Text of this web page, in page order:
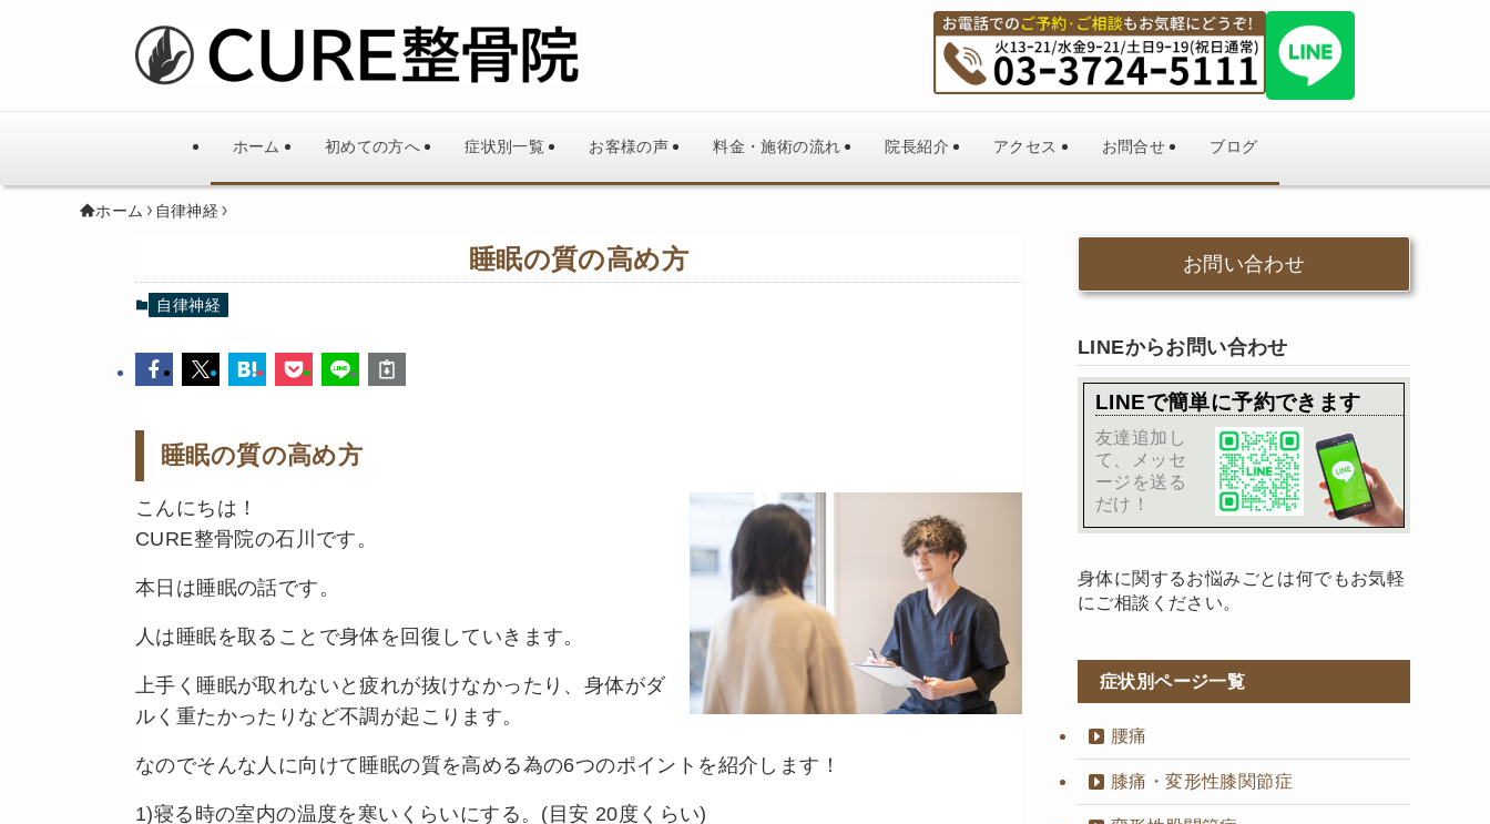
ホーム 初めての方へ 症状別一覧 お客様の声 料金・施術の流れ 院長紹介 アクセス お問合せ ブログ
ホーム 自律神経
睡眠の質の高め方
自律神経
睡眠の質の高め方
こんにちは！
CURE整骨院の石川です。
本日は睡眠の話です。
人は睡眠を取ることで身体を回復していきます。
上手く睡眠が取れないと疲れが抜けなかったり、身体がダ
ルく重たかったりなど不調が起こります。
なのでそんな人に向けて睡眠の質を高める為の6つのポイントを紹介します！
1)寝る時の室内の温度を寒いくらいにする。(目安 20度くらい)
お問い合わせ
LINEからお問い合わせ
LINEで簡単に予約できます
友達追加し
て、メッセ
ージを送る
だけ！
身体に関するお悩みごとは何でもお気軽
にご相談ください。
症状別ページ一覧
腰痛
膝痛・変形性膝関節症